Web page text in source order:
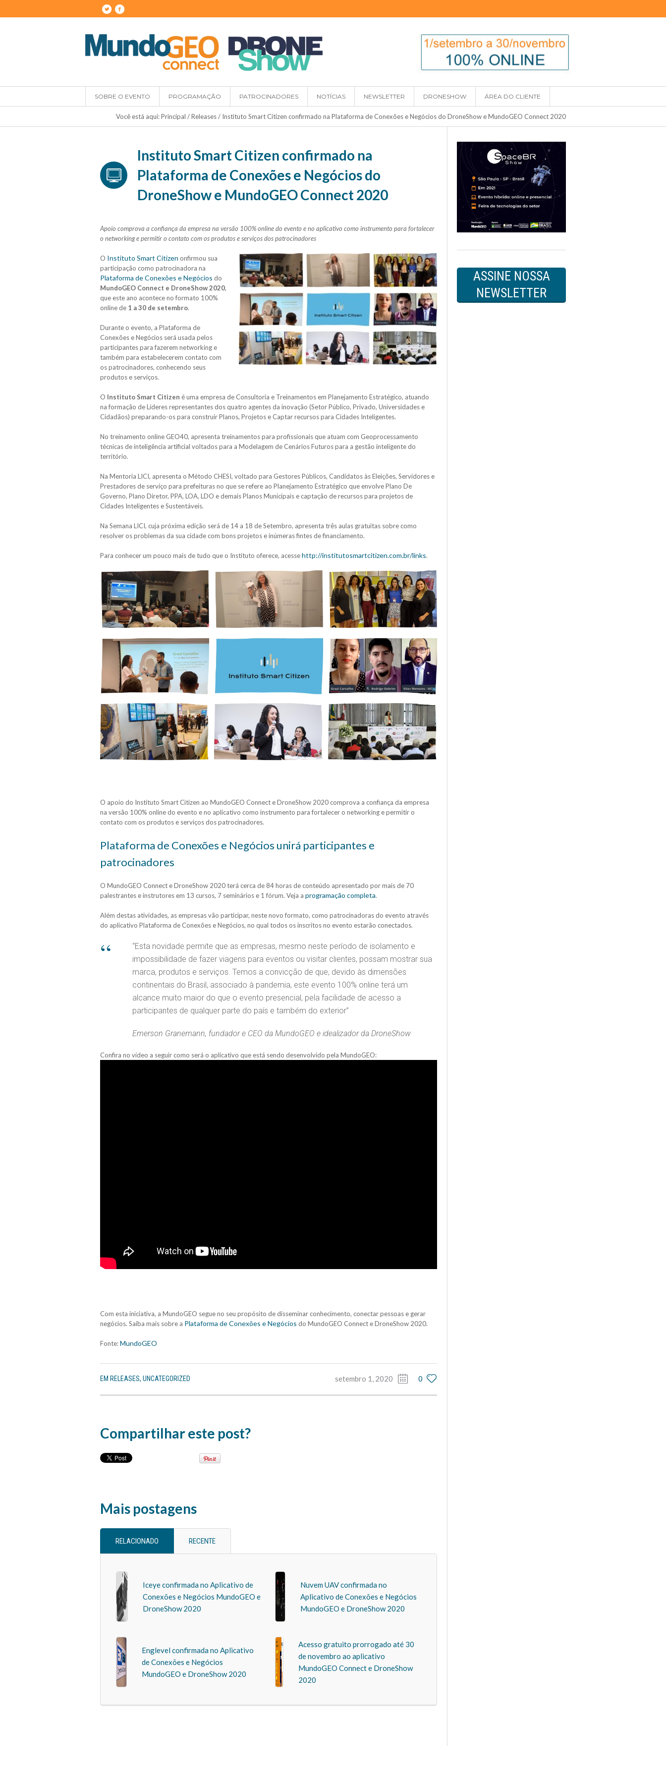
SOBRE O EVENTO PROGRAMAÇÃO PATROCINADORES NOTÍCIAS NEWSLETTER DRONESHOW ÁREA DO CLIENTE
Você está aqui:Principal /Releases/ Instituto Smart Citizen confirmado na Plataforma de Conexões e Negócios do DroneShow e MundoGEO Connect 2020
Instituto Smart Citizen confirmado na
Plataforma de Conexões e Negócios do
DroneShow e MundoGEO Connect 2020
Apoio comprova a confiança da empresa na versão 100% online do evento e no aplicativo como instrumento para fortalecer
o networking e permitir o contato com os produtos e serviços dos patrocinadores
O Instituto Smart Citizen onfirmou sua
participação como patrocinadora na
Plataforma de Conexões e Negócios do
MundoGEO Connect e DroneShow 2020,
que este ano acontece no formato 100%
online de 1 a 30 de setembro.
Durante o evento, a Plataforma de
Conexões e Negócios será usada pelos
participantes para fazerem networking e
também para estabelecerem contato com
os patrocinadores, conhecendo seus
produtos e serviços.
O Instituto Smart Citizen é uma empresa de Consultoria e Treinamentos em Planejamento Estratégico, atuando
na formação de Líderes representantes dos quatro agentes da inovação (Setor Público, Privado, Universidades e
Cidadãos) preparando-os para construir Planos, Projetos e Captar recursos para Cidades Inteligentes.
No treinamento online GEO40, apresenta treinamentos para profissionais que atuam com Geoprocessamento
técnicas de inteligência artificial voltados para a Modelagem de Cenários Futuros para a gestão inteligente do
território.
Na Mentoria LICI, apresenta o Método CHESI, voltado para Gestores Públicos, Candidatos às Eleições, Servidores e
Prestadores de serviço para prefeituras no que se refere ao Planejamento Estratégico que envolve Plano De
Governo, Plano Diretor, PPA, LOA, LDO e demais Planos Municipais e captação de recursos para projetos de
Cidades Inteligentes e Sustentáveis.
Na Semana LICI, cuja próxima edição será de 14 a 18 de Setembro, apresenta três aulas gratuitas sobre como
resolver os problemas da sua cidade com bons projetos e inúmeras fintes de financiamento.
Para conhecer um pouco mais de tudo que o Instituto oferece, acessehttp://institutosmartcitizen.com.br/links.
O apoio do Instituto Smart Citizen ao MundoGEO Connect e DroneShow 2020 comprova a confiança da empresa
na versão 100% online do evento e no aplicativo como instrumento para fortalecer o networking e permitir o
contato com os produtos e serviços dos patrocinadores.
Plataforma de Conexões e Negócios unirá participantes e
patrocinadores
O MundoGEO Connect e DroneShow 2020 terá cerca de 84 horas de conteúdo apresentado por mais de 70
palestrantes e instrutores em 13 cursos, 7 seminários e 1 fórum. Veja a programação completa.
Além destas atividades, as empresas vão participar, neste novo formato, como patrocinadoras do evento através
do aplicativo Plataforma de Conexões e Negócios, no qual todos os inscritos no evento estarão conectados.
“Esta novidade permite que as empresas, mesmo neste período de isolamento e
impossibilidade de fazer viagens para eventos ou visitar clientes, possam mostrar sua
marca, produtos e serviços. Temos a convicção de que, devido às dimensões
continentais do Brasil, associado à pandemia, este evento 100% online terá um
alcance muito maior do que o evento presencial, pela facilidade de acesso a
participantes de qualquer parte do país e também do exterior”
Emerson Granemann, fundador e CEO da MundoGEO e idealizador da DroneShow
Confira no vídeo a seguir como será o aplicativo que está sendo desenvolvido pela MundoGEO:
Com esta iniciativa, a MundoGEO segue no seu propósito de disseminar conhecimento, conectar pessoas e gerar
negócios. Saiba mais sobre a Plataforma de Conexões e Negócios do MundoGEO Connect e DroneShow 2020.
Fonte:MundoGEO
setembro 1, 2020 0
EM RELEASES, UNCATEGORIZED
Compartilhar este post?
Mais postagens
RELACIONADO RECENTE
Iceye confirmada no Aplicativo de
Conexões e Negócios MundoGEO e
DroneShow 2020
Nuvem UAV confirmada no
Aplicativo de Conexões e Negócios
MundoGEO e DroneShow 2020
Englevel confirmada no Aplicativo
de Conexões e Negócios
MundoGEO e DroneShow 2020
Acesso gratuito prorrogado até 30
de novembro ao aplicativo
MundoGEO Connect e DroneShow
2020
ASSINE NOSSA
NEWSLETTER